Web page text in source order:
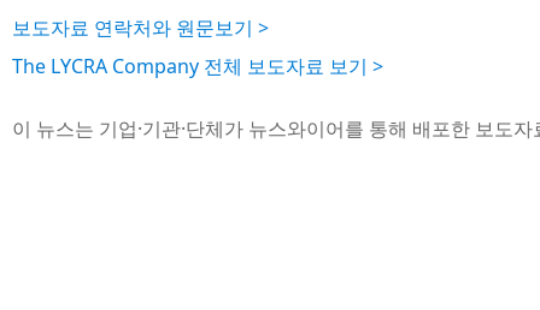
보도자료 연락처와 원문보기 >
The LYCRA Company 전체 보도자료 보기 >
이 뉴스는 기업·기관·단체가 뉴스와이어를 통해 배포한 보도